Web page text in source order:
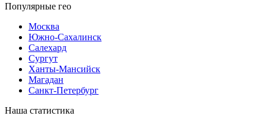
Популярные гео
Москва
Южно-Сахалинск
Салехард
Сургут
Ханты-Мансийск
Магадан
Санкт-Петербург
Наша статистика